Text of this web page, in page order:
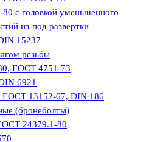
с головкой уменьшенного
из-под развертки
15237
резьбы
ГОСТ 4751-73
6921
ГОСТ 13152-67, DIN 186
(бронеболты)
24379.1-80